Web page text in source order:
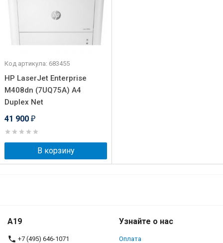
Код артикула: 683455
HP LaserJet Enterprise
M408dn (7UQ75A) A4
Duplex Net
41 900 ₽
В корзину
A19
+7 (495) 646-1071
Узнайте о нас
Оплата